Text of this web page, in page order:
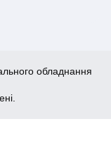
обладнання